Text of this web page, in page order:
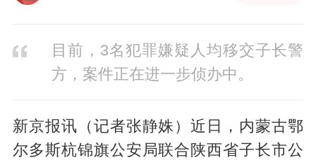
目前，3名犯罪嫌疑人均移交子长警
方，案件正在进一步侦办中。
新京报讯（记者张静姝）近日，内蒙古鄂
尔多斯杭锦旗公安局联合陕西省子长市公